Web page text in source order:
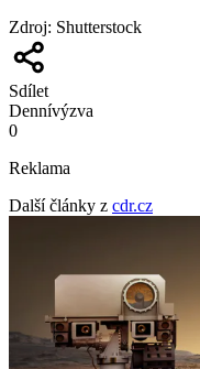
Zdroj: Shutterstock
Sdílet
Dennívýzva
0
Reklama
Další články z cdr.cz